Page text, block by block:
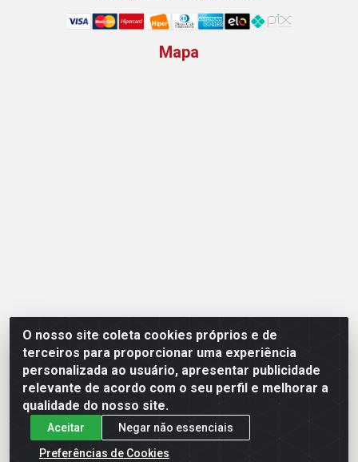
O nosso site coleta cookies próprios e de
terceiros para proporcionar uma experiência
personalizada ao usuário, apresentar publicidade
relevante de acordo com o seu perfil e melhorar a
qualidade do nosso site.
Aceitar
Negar não essenciais
Preferências de Cookies
Mapa
Opção Atacadista - Setor De Industria Qi 21 Lt 23 A 41,
SN - Setor Industrial (Ceilândia), Brasília/DF - CEP
72265-210 - CNPJ 17.244.285/0001-09